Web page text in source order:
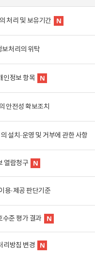
처리 및 보유기간
보처리의 위탁
인정보 항목
안전성 확보조치
설치·운영 및 거부에 관한 사항
열람청구
용·제공 판단기준
수준 평가 결과
리방침 변경